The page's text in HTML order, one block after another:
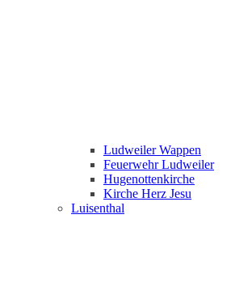
Ludweiler Wappen
Feuerwehr Ludweiler
Hugenottenkirche
Kirche Herz Jesu
Luisenthal